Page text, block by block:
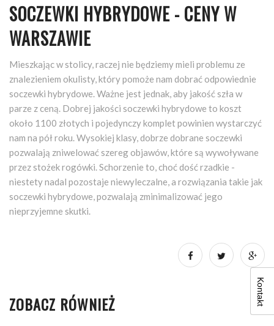
SOCZEWKI HYBRYDOWE - CENY W
WARSZAWIE
Mieszkając w stolicy, raczej nie będziemy mieli problemu ze
znalezieniem okulisty, który pomoże nam dobrać odpowiednie
soczewki hybrydowe. Ważne jest jednak, aby jakość szła w
parze z ceną. Dobrej jakości soczewki hybrydowe to koszt
około 1100 złotych i pojedynczy komplet powinien wystarczyć
nam na pół roku. Wysokiej klasy, dobrze dobrane soczewki
pozwalają zniwelować szereg objawów, które są wywoływane
przez stożek rogówki. Schorzenie to, choć dość rzadkie -
niestety nadal pozostaje niewyleczalne, a rozwiązania takie jak
soczewki hybrydowe, pozwalają zminimalizować jego
nieprzyjemne skutki.
ZOBACZ RÓWNIEŻ Kontakt